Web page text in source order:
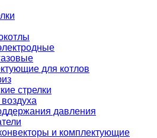
для котлов
стрелки
давления
и комплектующие